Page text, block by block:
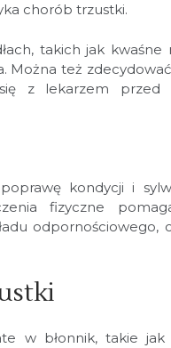
chorób trzustki.
takich jak
Można też
z lekarzem przed
kondycji i
fizyczne
w błonnik, takie jak